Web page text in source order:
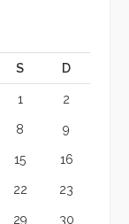
S D
1 2
8 9
15 16
22 23
29 30